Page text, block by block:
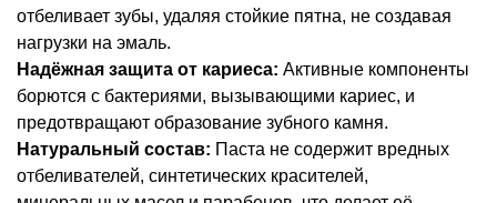
отбеливает зубы, удаляя стойкие пятна, не создавая
нагрузки на эмаль.
Надёжная защита от кариеса: Активные компоненты
борются с бактериями, вызывающими кариес, и
предотвращают образование зубного камня.
Натуральный состав: Паста не содержит вредных
отбеливателей, синтетических красителей,